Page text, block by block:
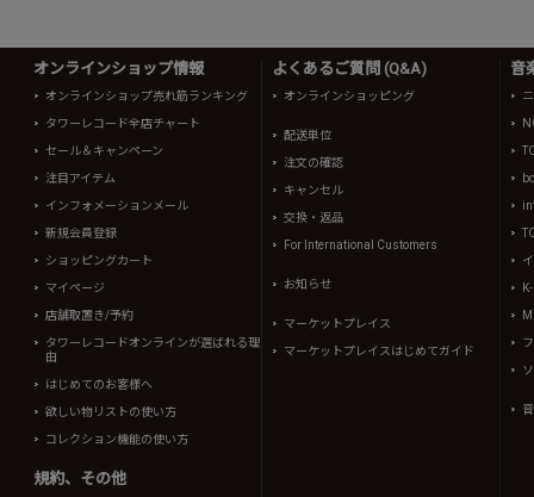
オンラインショップ情報
オンラインショップ売れ筋ランキング
タワーレコード全店チャート
セール＆キャンペーン
注目アイテム
インフォメーションメール
新規会員登録
ショッピングカート
マイページ
店舗取置き/予約
タワーレコードオンラインが選ばれる理
由
はじめてのお客様へ
欲しい物リストの使い方
コレクション機能の使い方
規約、その他
よくあるご質問 (Q&A)
オンラインショッピング
配送単位
注文の確認
キャンセル
交換・返品
For International Customers
お知らせ
マーケットプレイス
マーケットプレイスはじめてガイド
音